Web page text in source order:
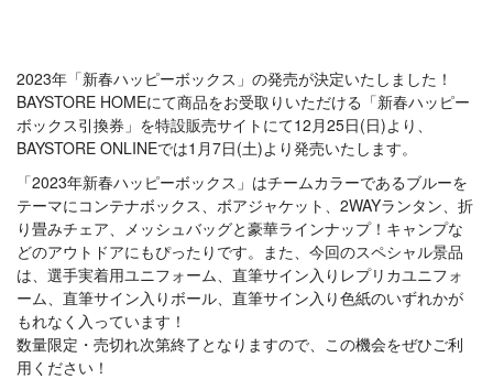
2023年「新春ハッピーボックス」の発売が決定いたしました！
BAYSTORE HOMEにて商品をお受取りいただける「新春ハッピー
ボックス引換券」を特設販売サイトにて12月25日(日)より、
BAYSTORE ONLINEでは1月7日(土)より発売いたします。
「2023年新春ハッピーボックス」はチームカラーであるブルーを
テーマにコンテナボックス、ボアジャケット、2WAYランタン、折
り畳みチェア、メッシュバッグと豪華ラインナップ！キャンプな
どのアウトドアにもぴったりです。また、今回のスペシャル景品
は、選手実着用ユニフォーム、直筆サイン入りレプリカユニフォ
ーム、直筆サイン入りボール、直筆サイン入り色紙のいずれかが
もれなく入っています！
数量限定・売切れ次第終了となりますので、この機会をぜひご利
用ください！